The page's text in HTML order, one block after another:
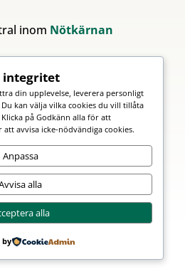
inom Nötkärnan
integritet
din upplevelse, leverera personligt
kan välja vilka cookies du vill tillåta
på Godkänn alla för att
avvisa icke-nödvändiga cookies.
Anpassa
alla
alla
by